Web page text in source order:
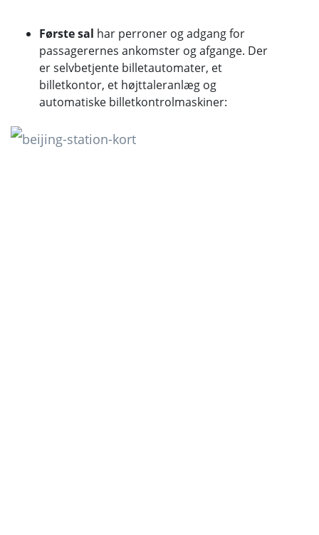
Første sal har perroner og adgang for
passagerernes ankomster og afgange. Der
er selvbetjente billetautomater, et
billetkontor, et højttaleranlæg og
automatiske billetkontrolmaskiner: